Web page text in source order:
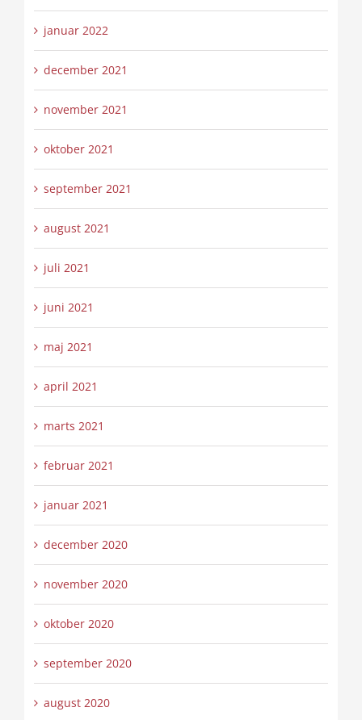
januar 2022
december 2021
november 2021
oktober 2021
september 2021
august 2021
juli 2021
juni 2021
maj 2021
april 2021
marts 2021
februar 2021
januar 2021
december 2020
november 2020
oktober 2020
september 2020
august 2020